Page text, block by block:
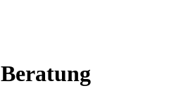
Beratung